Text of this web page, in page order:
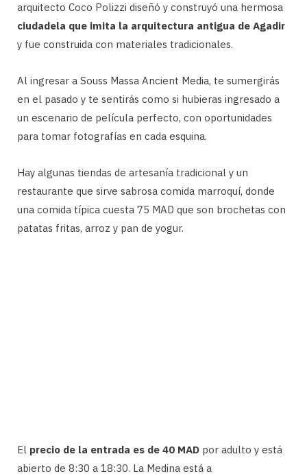
arquitecto Coco Polizzi diseñó y construyó una hermosa
ciudadela que imita la arquitectura antigua de Agadir
y fue construida con materiales tradicionales.
Al ingresar a Souss Massa Ancient Media, te sumergirás
en el pasado y te sentirás como si hubieras ingresado a
un escenario de película perfecto, con oportunidades
para tomar fotografías en cada esquina.
Hay algunas tiendas de artesanía tradicional y un
restaurante que sirve sabrosa comida marroquí, donde
una comida típica cuesta 75 MAD que son brochetas con
patatas fritas, arroz y pan de yogur.
El precio de la entrada es de 40 MAD por adulto y está
abierto de 8:30 a 18:30. La Medina está a